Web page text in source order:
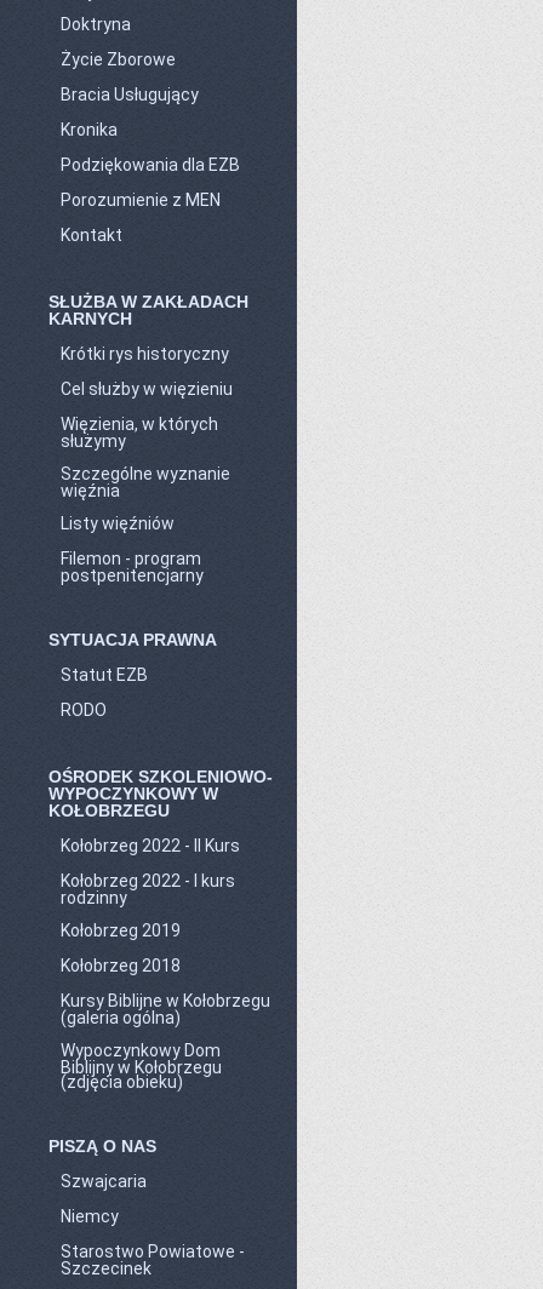
Doktryna
Życie Zborowe
Bracia Usługujący
Kronika
Podziękowania dla EZB
Porozumienie z MEN
Kontakt
SŁUŻBA W ZAKŁADACH
KARNYCH
Krótki rys historyczny
Cel służby w więzieniu
Więzienia, w których
służymy
Szczególne wyznanie
więźnia
Listy więźniów
Filemon - program
postpenitencjarny
SYTUACJA PRAWNA
Statut EZB
RODO
OŚRODEK SZKOLENIOWO-
WYPOCZYNKOWY W
KOŁOBRZEGU
Kołobrzeg 2022 - II Kurs
Kołobrzeg 2022 - I kurs
rodzinny
Kołobrzeg 2019
Kołobrzeg 2018
Kursy Biblijne w Kołobrzegu
(galeria ogólna)
Wypoczynkowy Dom
Biblijny w Kołobrzegu
(zdjęcia obieku)
PISZĄ O NAS
Szwajcaria
Niemcy
Starostwo Powiatowe -
Szczecinek